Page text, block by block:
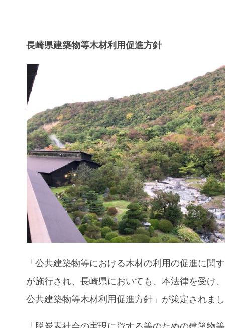
長崎県建築物等木材利用促進方針
「公共建築物等における木材の利用の促進に関
が施行され、長崎県においても、本法律を受け
公共建築物等木材利用促進方針」が策定されま